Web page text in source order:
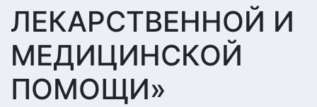
ЛЕКАРСТВЕННОЙ И
МЕДИЦИНСКОЙ
ПОМОЩИ»